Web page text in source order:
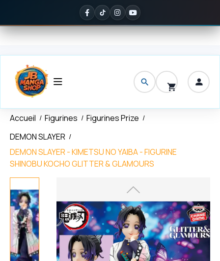
✦ Noté 5/5 sur Google
Accueil Figurines
Figurines Prize
DEMON SLAYER
DEMON SLAYER - KIMETSU NO YAIBA - FIGURINE
SHINOBU KOCHO GLITTER & GLAMOURS
Panneau de gestion des cookies